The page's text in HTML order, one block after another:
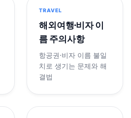
TRAVEL
해외여행·비자 이
름 주의사항
항공권·비자 이름 불일
치로 생기는 문제와 해
결법